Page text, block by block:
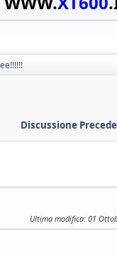
Discussione
Ultima modifica: 01